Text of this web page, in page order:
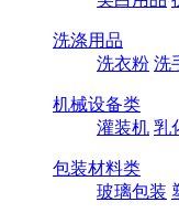
洗涤用品
洗衣粉 洗
机械设备类
灌装机 乳
包装材料类
玻璃包装